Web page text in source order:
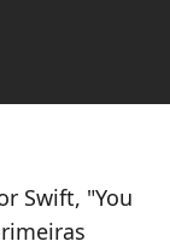
Swift, "You